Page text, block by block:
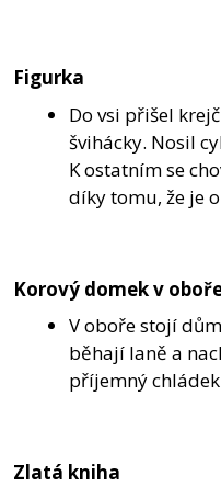
Figurka
Do vsi přišel
švihácky. Nosil
K ostatním se
díky tomu, že je
Korový domek v
V oboře stojí
běhají laně a
příjemný
Zlatá kniha